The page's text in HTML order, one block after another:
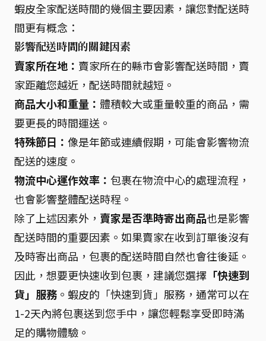
蝦皮全家配送時間的幾個主要因素，讓您對配送時
間更有概念：
影響配送時間的關鍵因素
賣家所在地： 賣家所在的縣市會影響配送時間，賣
家距離您越近，配送時間就越短。
商品大小和重量： 體積較大或重量較重的商品，需
要更長的時間運送。
特殊節日： 像是年節或連續假期，可能會影響物流
配送的速度。
物流中心運作效率： 包裹在物流中心的處理流程，
也會影響整體配送時程。
除了上述因素外， 賣家是否準時寄出商品也是影響
配送時間的重要因素。如果賣家在收到訂單後沒有
及時寄出商品，包裹的配送時間自然也會往後延。
因此，想要更快速收到包裹，建議您選擇 「快速到
貨」服務 。蝦皮的「快速到貨」服務，通常可以在
1-2天內將包裹送到您手中，讓您輕鬆享受即時滿
足的購物體驗。